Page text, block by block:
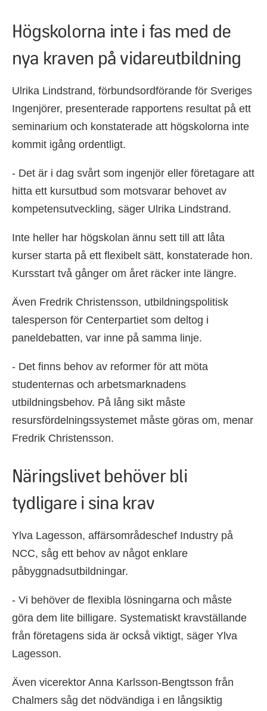
Högskolorna inte i fas med de
nya kraven på vidareutbildning
Ulrika Lindstrand, förbundsordförande för Sveriges
Ingenjörer, presenterade rapportens resultat på ett
seminarium och konstaterade att högskolorna inte
kommit igång ordentligt.
- Det är i dag svårt som ingenjör eller företagare att
hitta ett kursutbud som motsvarar behovet av
kompetensutveckling, säger Ulrika Lindstrand.
Inte heller har högskolan ännu sett till att låta
kurser starta på ett flexibelt sätt, konstaterade hon.
Kursstart två gånger om året räcker inte längre.
Även Fredrik Christensson, utbildningspolitisk
talesperson för Centerpartiet som deltog i
paneldebatten, var inne på samma linje.
- Det finns behov av reformer för att möta
studenternas och arbetsmarknadens
utbildningsbehov. På lång sikt måste
resursfördelningssystemet måste göras om, menar
Fredrik Christensson.
Näringslivet behöver bli
tydligare i sina krav
Ylva Lagesson, affärsområdeschef Industry på
NCC, såg ett behov av något enklare
påbyggnadsutbildningar.
- Vi behöver de flexibla lösningarna och måste
göra dem lite billigare. Systematiskt kravställande
från företagens sida är också viktigt, säger Ylva
Lagesson.
Även vicerektor Anna Karlsson-Bengtsson från
Chalmers såg det nödvändiga i en långsiktig